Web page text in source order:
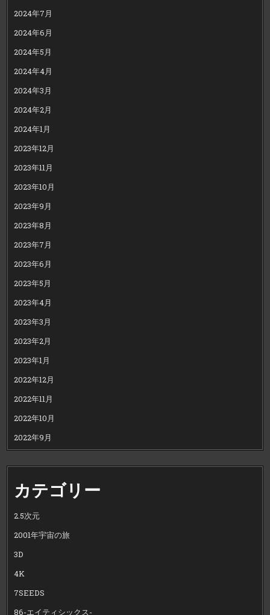
2024年7月
2024年6月
2024年5月
2024年4月
2024年3月
2024年2月
2024年1月
2023年12月
2023年11月
2023年10月
2023年9月
2023年8月
2023年7月
2023年6月
2023年5月
2023年4月
2023年3月
2023年2月
2023年1月
2022年12月
2022年11月
2022年10月
2022年9月
カテゴリー
2.5次元
2001年宇宙の旅
3D
4K
7SEEDS
86-エイティシックス-